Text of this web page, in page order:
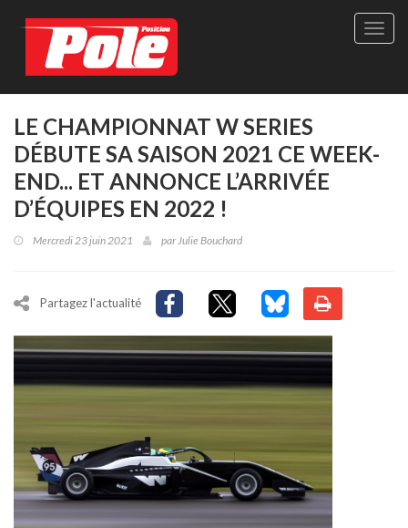
Site
Le
LE CHAMPIONNAT W SERIES
DÉBUTE SA SAISON 2021 CE WEEK-
END... ET ANNONCE L’ARRIVÉE
D’ÉQUIPES EN 2022 !
Mercredi 23 juin 2021 parJulie Bouchard
Partagez l'actualité